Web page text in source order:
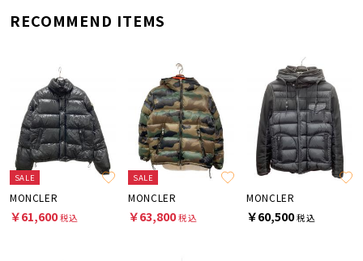
RECOMMEND ITEMS
SALE
MONCLER
￥61,600税込
SALE
MONCLER
￥63,800税込
MONCLER
￥60,500税込